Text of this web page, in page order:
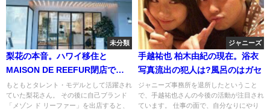
未分類
梨花の本音。ハワイ移住と
MAISON DE REEFUR閉店で実
業家と残像
もともとタレント・モデルとして活躍され
ていた梨花さん。 その後に自己ブランド
「メゾン ド リーファー」を出店すると、
ジャニーズ
手越祐也 柏木由紀の現在。浴衣
写真流出の犯人は?風呂のはガセ
ジャニーズ事務所を退所したということ
で、手越祐也さんの今後の活動が注目され
ています。 仕事の面で、自分なりにやり